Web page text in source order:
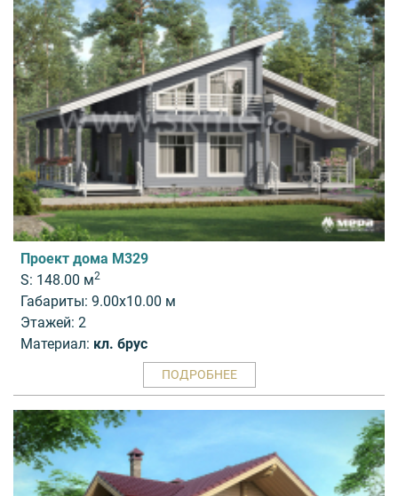
Проект дома M329
S: 148.00 м2
Габариты: 9.00x10.00 м
Этажей: 2
Материал: кл. брус
ПОДРОБНЕЕ